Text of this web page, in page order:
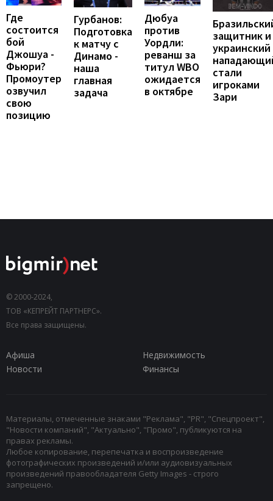
Где
состоится
бой
Джошуа -
Фьюри?
Промоутер
озвучил
свою
позицию
Гурбанов:
Подготовка
к матчу с
Динамо -
наша
главная
задача
Дюбуа
против
Уордли:
реванш за
титул WBO
ожидается
в октябре
защитник и
украинский
стали
игроками
Зари
© 2000-2024,
ТОВ «КЕПРЕЙТ ПАРТНЕРС».
Все права защищены.
Афиша
Недвижимость
Новости
Финансы
Материалы, отмеченные знаками "Реклама", "PR", "Спецпроект",
"Новости компаний", "Актуально", "Промо", публикуются на
правах рекламы.
Любое копирование, перепечатка и воспроизведение
фотографических произведений и/или аудиовизуальных
произведений правообладателя Getty Images - строго
запрещено.